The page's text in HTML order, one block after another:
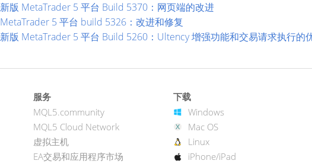
新版 MetaTrader 5 平台 Build 5370：网页端的改进
MetaTrader 5 平台 build 5326：改进和修复
新版 MetaTrader 5 平台 Build 5260：Ultency 增强功能和交易请求执行的
服务
MQL5.community
MQL5 Cloud Network
虚拟主机
EA交易和应用程序市场
下载
Windows
Mac OS
Linux
iPhone/iPad